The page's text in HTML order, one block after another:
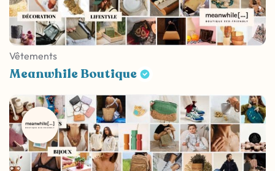
Vêtements
Meanwhile Boutique